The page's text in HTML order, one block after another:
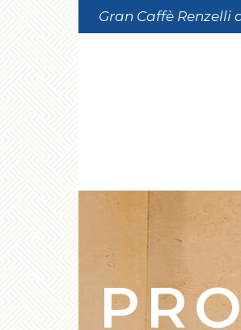
Gran Caffè Renzelli